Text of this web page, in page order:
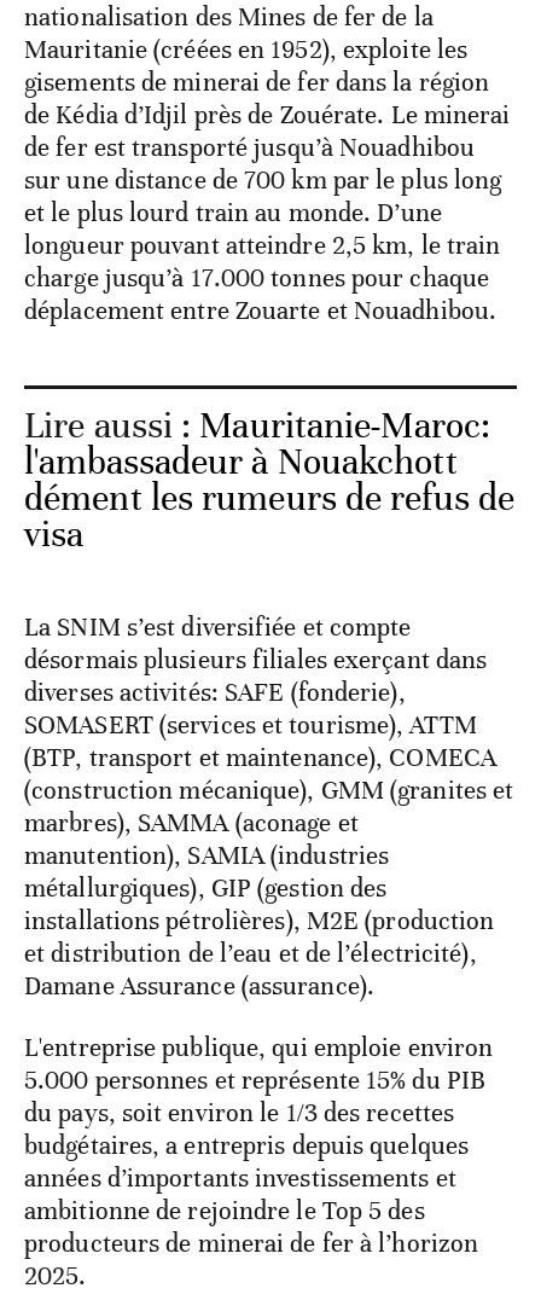
nationalisation des Mines de fer de la
Mauritanie (créées en 1952), exploite les
gisements de minerai de fer dans la région
de Kédia d’Idjil près de Zouérate. Le minerai
de fer est transporté jusqu’à Nouadhibou
sur une distance de 700 km par le plus long
et le plus lourd train au monde. D’une
longueur pouvant atteindre 2,5 km, le train
charge jusqu’à 17.000 tonnes pour chaque
déplacement entre Zouarte et Nouadhibou.
Lire aussi : Mauritanie-Maroc:
l'ambassadeur à Nouakchott
dément les rumeurs de refus de
visa
La SNIM s’est diversifiée et compte
désormais plusieurs filiales exerçant dans
diverses activités: SAFE (fonderie),
SOMASERT (services et tourisme), ATTM
(BTP, transport et maintenance), COMECA
(construction mécanique), GMM (granites et
marbres), SAMMA (aconage et
manutention), SAMIA (industries
métallurgiques), GIP (gestion des
installations pétrolières), M2E (production
et distribution de l’eau et de l’électricité),
Damane Assurance (assurance).
L'entreprise publique, qui emploie environ
5.000 personnes et représente 15% du PIB
du pays, soit environ le 1/3 des recettes
budgétaires, a entrepris depuis quelques
années d’importants investissements et
ambitionne de rejoindre le Top 5 des
producteurs de minerai de fer à l’horizon
2025.